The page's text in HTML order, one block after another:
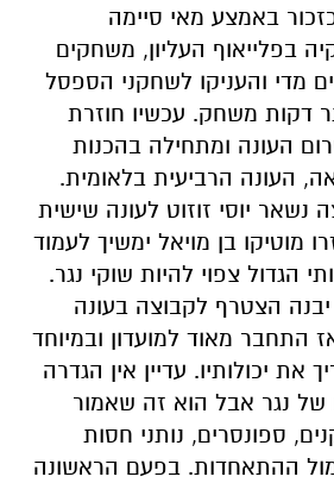
באמצע מאי סיימה
בפלייאוף העליון, משחקים
מדי והעניקו לשחקני הספסל
דקות משחק. עכשיו חוזרת
העונה ומתחילה בהכנות
העונה הרביעית בלאומית.
נשאר יוסי זוזוט לעונה שישית
מוטיקו בן מויאל ימשיך לעמוד
הגדול צפוי להיות שוקי נגר.
הצטרף לקבוצה בעונה
התחבר מאוד למועדון ובמיוחד
את יכולותיו. עדיין אין הגדרה
של נגר אבל הוא זה שאמור
ספונסרים, נותני חסות
ההתאחדות. בפעם הראשונה